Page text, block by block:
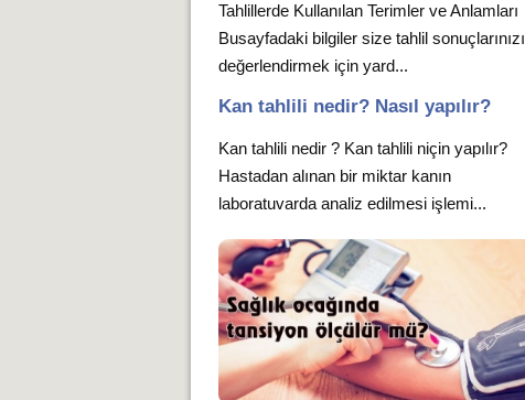
Tahlillerde Kullanılan Terimler ve Anlamları
Busayfadaki bilgiler size tahlil sonuçlarınızı
değerlendirmek için yard...
Kan tahlili nedir? Nasıl yapılır?
Kan tahlili nedir ? Kan tahlili niçin yapılır?
Hastadan alınan bir miktar kanın
laboratuvarda analiz edilmesi işlemi...